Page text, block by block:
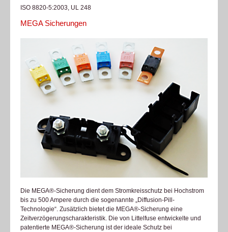
ISO 8820-5:2003, UL 248
MEGA Sicherungen
Die MEGA®-Sicherung dient dem Stromkreisschutz bei Hochstrom
bis zu 500 Ampere durch die sogenannte „Diffusion-Pill-
Technologie“. Zusätzlich bietet die MEGA®-Sicherung eine
Zeitverzögerungscharakteristik. Die von Littelfuse entwickelte und
patentierte MEGA®-Sicherung ist der ideale Schutz bei